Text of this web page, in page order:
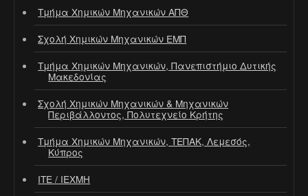
Τμήμα Χημικών Μηχανικών ΑΠΘ
Σχολή Χημικών Μηχανικών ΕΜΠ
Τμήμα Χημικών Μηχανικών, Πανεπιστήμιο Δυτικής
Μακεδονίας
Σχολή Χημικών Μηχανικών & Μηχανικών
Περιβάλλοντος, Πολυτεχνείο Κρήτης
Τμήμα Χημικών Μηχανικών, ΤΕΠΑΚ, Λεμεσός,
Κύπρος
ΙΤΕ / ΙΕΧΜΗ